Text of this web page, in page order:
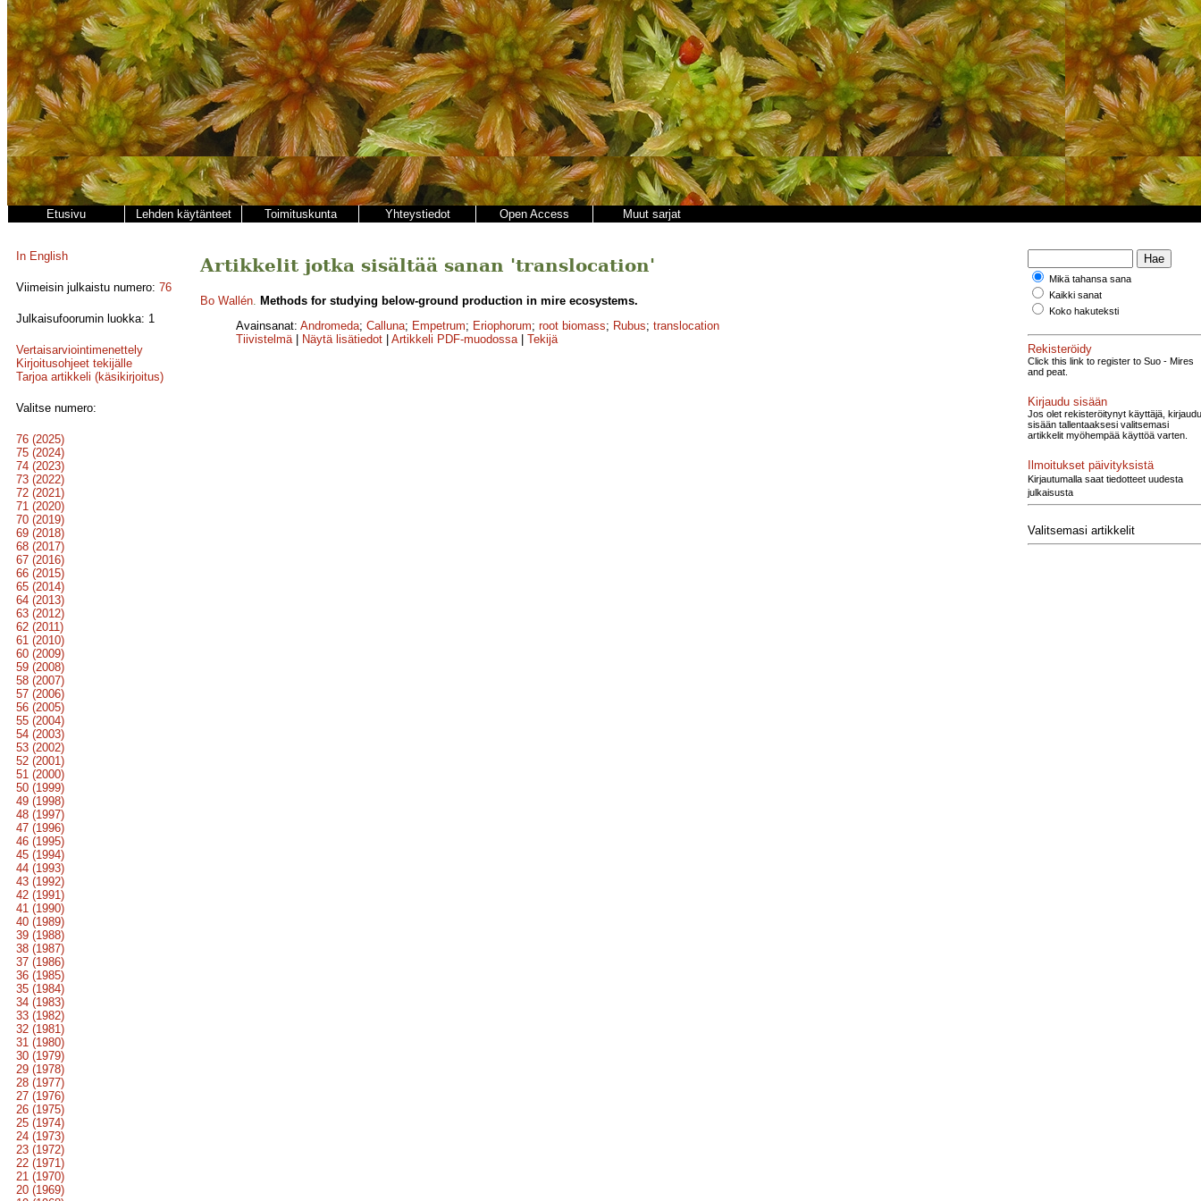
Etusivu Lehden käytänteet Toimituskunta Yhteystiedot Open Access Muut sarjat
In English
Viimeisin julkaistu numero: 76
Julkaisufoorumin luokka: 1
Vertaisarviointimenettely
Kirjoitusohjeet tekijälle
Tarjoa artikkeli (käsikirjoitus)
Valitse numero:
76 (2025)
75 (2024)
74 (2023)
73 (2022)
72 (2021)
71 (2020)
70 (2019)
69 (2018)
68 (2017)
67 (2016)
66 (2015)
65 (2014)
64 (2013)
63 (2012)
62 (2011)
61 (2010)
60 (2009)
59 (2008)
58 (2007)
57 (2006)
56 (2005)
55 (2004)
54 (2003)
53 (2002)
52 (2001)
51 (2000)
50 (1999)
49 (1998)
48 (1997)
47 (1996)
46 (1995)
45 (1994)
44 (1993)
43 (1992)
42 (1991)
41 (1990)
40 (1989)
39 (1988)
38 (1987)
37 (1986)
36 (1985)
35 (1984)
34 (1983)
33 (1982)
32 (1981)
31 (1980)
30 (1979)
29 (1978)
28 (1977)
27 (1976)
26 (1975)
25 (1974)
24 (1973)
23 (1972)
22 (1971)
21 (1970)
20 (1969)
Artikkelit jotka sisältää sanan 'translocation'
Bo Wallén. Methods for studying below-ground production in mire ecosystems.
Avainsanat: Andromeda; Calluna; Empetrum; Eriophorum; root biomass; Rubus; translocation
Tiivistelmä| Näytä lisätiedot Artikkeli PDF-muodossa| Tekijä
Mikä tahansa sana
Kaikki sanat
Koko hakuteksti
Rekisteröidy
Click this link to register to Suo - Mires
and peat.
Kirjaudu sisään
Jos olet rekisteröitynyt käyttäjä, kirjaudu
sisään tallentaaksesi valitsemasi
artikkelit myöhempää käyttöä varten.
Ilmoitukset päivityksistä
Kirjautumalla saat tiedotteet uudesta
julkaisusta
Valitsemasi artikkelit